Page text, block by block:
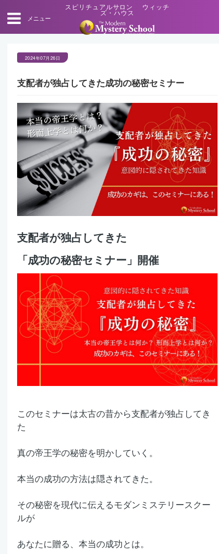
メニュー
スピリチュアルサロン ウィッチ
ズ・ハウス
2024年07月26日
支配者が独占してきた成功の秘密セミナー
支配者が独占してきた
「成功の秘密セミナー」開催
このセミナーは太古の昔から支配者が独占してき
た
真の帝王学の秘密を明かしていく。
本当の成功の方法は隠されてきた。
その秘密を現代に伝えるモダンミステリースクー
ルが
あなたに贈る、本当の成功とは。